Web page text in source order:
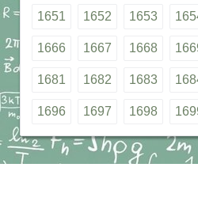
1651 1652 1653
1666 1667 1668
1681 1682 1683
1696 1697 1698